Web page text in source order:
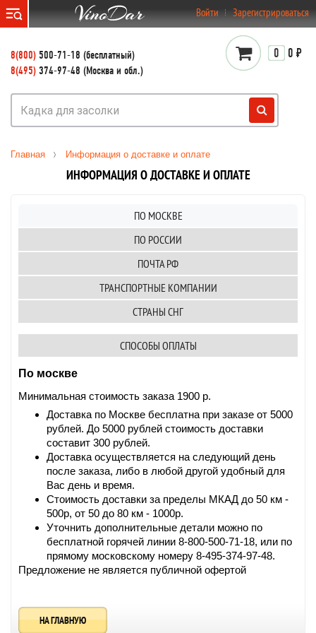
Войти Зарегистрироваться
8(800) 500-71-18 (бесплатный)
8(495) 374-97-48 (Москва и обл.)
0 0 ₽
Главная Информация о доставке и оплате
ИНФОРМАЦИЯ О ДОСТАВКЕ И ОПЛАТЕ
ПО МОСКВЕ
ПО РОССИИ
ПОЧТА РФ
ТРАНСПОРТНЫЕ КОМПАНИИ
СТРАНЫ СНГ
СПОСОБЫ ОПЛАТЫ
По москве
Минимальная стоимость заказа 1900 р.
Доставка по Москве бесплатна при заказе от 5000
рублей. До 5000 рублей стоимость доставки
составит 300 рублей.
Доставка осуществляется на следующий день
после заказа, либо в любой другой удобный для
Вас день и время.
Стоимость доставки за пределы МКАД до 50 км -
500р, от 50 до 80 км - 1000р.
Уточнить дополнительные детали можно по
бесплатной горячей линии 8-800-500-71-18, или по
прямому московскому номеру 8-495-374-97-48.
Предложение не является публичной офертой
НА ГЛАВНУЮ